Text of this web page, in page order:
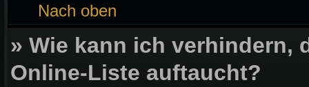
Nach oben
» Wie kann ich verhindern,
Online-Liste auftaucht?